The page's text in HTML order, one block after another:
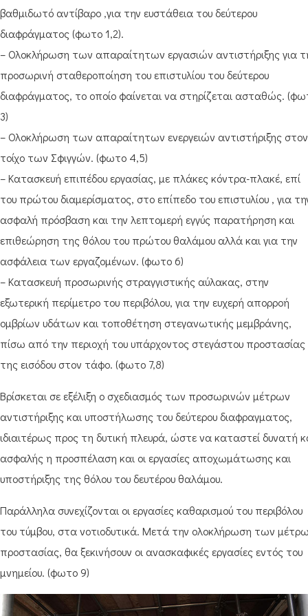
βαθμιδωτό αντίβαρο ,για την ευστάθεια του δεύτερου
διαφράγματος (φωτο 1,2).
– Ολοκλήρωση των απαραίτητων εργασιών αντιστήριξης για
προσωρινή σταθεροποίηση του επιστυλίου του δεύτερου
διαφράγματος, το οποίο φαίνεται να στηρίζεται ασταθώς.
3)
– Ολοκλήρωση των απαραίτητων ενεργειών αντιστήριξης στον
τοίχο των Σφιγγών. (φωτο 4,5)
– Κατασκευή επιπέδου εργασίας, με πλάκες κόντρα-πλακέ, επί
του πρώτου διαμερίσματος, στο επίπεδο του επιστυλίου , για
ασφαλή πρόσβαση και την λεπτομερή εγγύς παρατήρηση και
επιθεώρηση της θόλου του πρώτου θαλάμου αλλά και για την
ασφάλεια των εργαζομένων. (φωτο 6)
– Κατασκευή προσωρινής στραγγιστικής αύλακας, στην
εξωτερική περίμετρο του περιβόλου, για την ευχερή απορροή
ομβρίων υδάτων και τοποθέτηση στεγανωτικής μεμβράνης,
πίσω από την περιοχή του υπάρχοντος στεγάστου προστασίας
της εισόδου στον τάφο. (φωτο 7,8)
Βρίσκεται σε εξέλιξη ο σχεδιασμός των προσωρινών μέτρων
αντιστήριξης και υποστήλωσης του δεύτερου διαφραγματος,
ιδιαιτέρως προς τη δυτική πλευρά, ώστε να καταστεί δυνατή
ασφαλής η προσπέλαση και οι εργασίες αποχωμάτωσης και
υποστήριξης της θόλου του δευτέρου θαλάμου.
Παράλληλα συνεχίζονται οι εργασίες καθαρισμού του περιβόλου
του τύμβου, στα νοτιοδυτικά. Μετά την ολοκλήρωση των
προστασίας, θα ξεκινήσουν οι ανασκαφικές εργασίες εντός του
μνημείου. (φωτο 9)